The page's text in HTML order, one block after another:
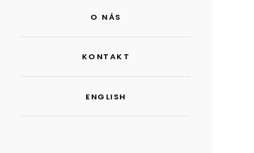
O NÁS
KONTAKT
ENGLISH